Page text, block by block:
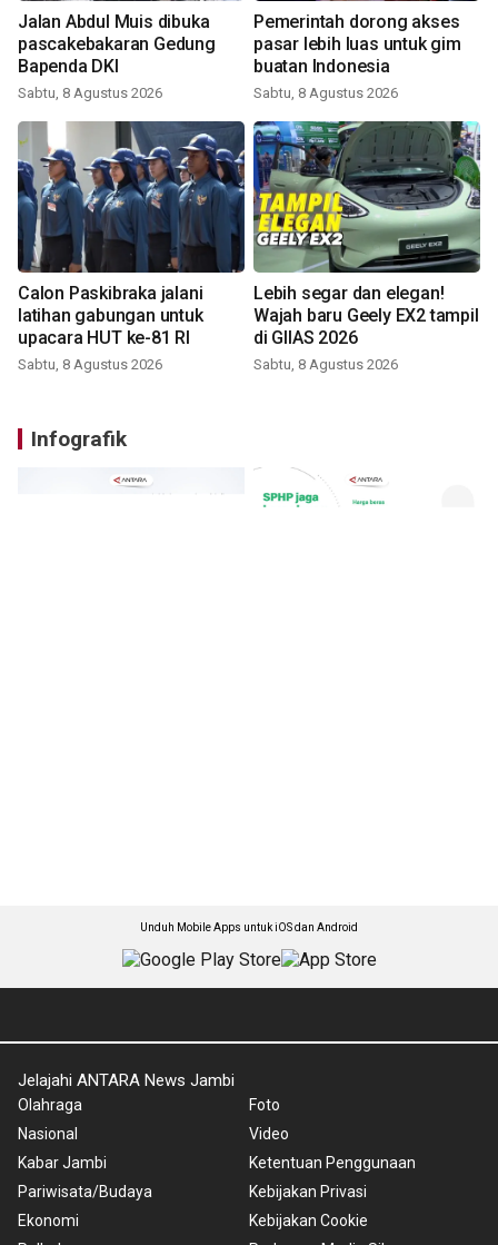
Jalan Abdul Muis dibuka
pascakebakaran Gedung
Bapenda DKI
Sabtu, 8 Agustus 2026
Pemerintah dorong akses
pasar lebih luas untuk gim
buatan Indonesia
Sabtu, 8 Agustus 2026
Calon Paskibraka jalani
latihan gabungan untuk
upacara HUT ke-81 RI
Sabtu, 8 Agustus 2026
Lebih segar dan elegan!
Wajah baru Geely EX2 tampil
di GIIAS 2026
Sabtu, 8 Agustus 2026
Infografik
Unduh Mobile Apps untuk iOS dan Android
Jelajahi ANTARA News Jambi
Olahraga
Nasional
Kabar Jambi
Pariwisata/Budaya
Ekonomi
Foto
Video
Ketentuan Penggunaan
Kebijakan Privasi
Kebijakan Cookie